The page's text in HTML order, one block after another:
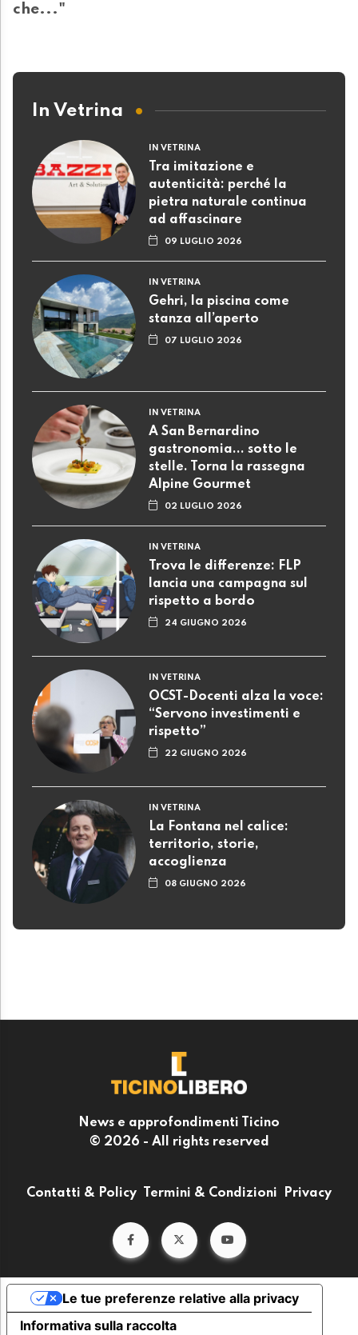
che..."
In Vetrina
IN VETRINA
Tra imitazione e
autenticità: perché la
pietra naturale continua
ad affascinare
09 LUGLIO 2026
IN VETRINA
Gehri, la piscina come
stanza all’aperto
07 LUGLIO 2026
IN VETRINA
A San Bernardino
gastronomia... sotto le
stelle. Torna la rassegna
Alpine Gourmet
02 LUGLIO 2026
IN VETRINA
Trova le differenze: FLP
lancia una campagna sul
rispetto a bordo
24 GIUGNO 2026
IN VETRINA
OCST-Docenti alza la voce:
“Servono investimenti e
rispetto”
22 GIUGNO 2026
IN VETRINA
La Fontana nel calice:
territorio, storie,
accoglienza
08 GIUGNO 2026
News e approfondimenti Ticino
© 2026 - All rights reserved
Contatti & Policy Termini & Condizioni Privacy
Informativa sulla raccolta
Le tue preferenze relative alla privacy